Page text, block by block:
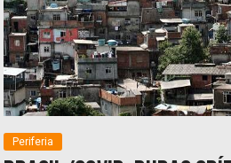
Periferia